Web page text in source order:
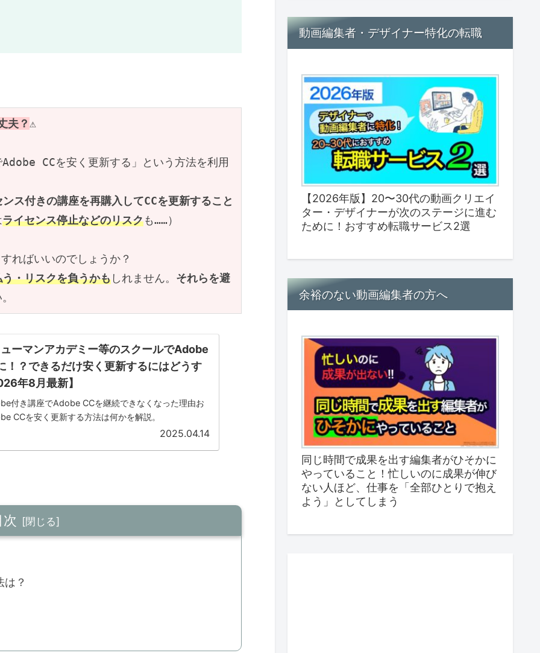
夫？⚠️
CCを安く更新する」という方法を利用
ス付きの講座を再購入してCCを更新すること
ライセンス停止などのリスクも……）
ればいいのでしょうか？
・リスクを負うかもしれません。 それらを避
ーマンアカデミー等のスクールでAdobe
！？できるだけ安く更新するにはどうす
年8月最新】
付き講座でAdobe CCを継続できなくなった理由お
CCを安く更新する方法は何かを解説。
2025.04.14
次
？
動画編集者・デザイナー特化の転職
【2026年版】20〜30代の動画クリエイ
ター・デザイナーが次のステージに進む
ために！おすすめ転職サービス2選
余裕のない動画編集者の方へ
同じ時間で成果を出す編集者がひそかに
やっていること！忙しいのに成果が伸び
ない人ほど、仕事を「全部ひとりで抱え
よう」としてしまう